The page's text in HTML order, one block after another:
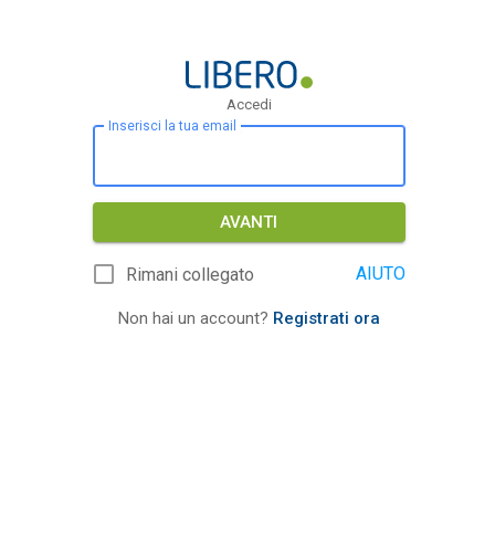
Accedi
Inserisci la tua email
AVANTI
Rimani collegato AIUTO
Non hai un account? Registrati ora